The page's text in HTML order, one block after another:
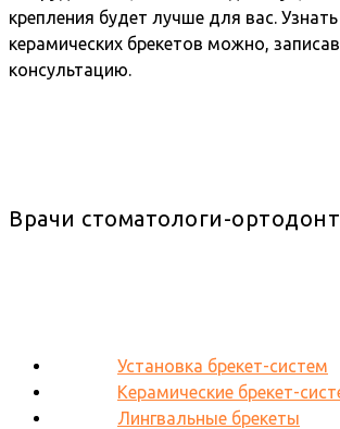
крепления будет лучше для вас.
керамических брекетов можно,
консультацию.
Врачи стоматологи-
Установка брекет-систем
Керамические брекет-
Лингвальные брекеты